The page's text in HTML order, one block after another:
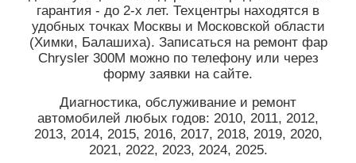
гарантия - до 2-х лет. Техцентры находятся в
удобных точках Москвы и Московской области
(Химки, Балашиха). Записаться на ремонт фар
Chrysler 300M можно по телефону или через
форму заявки на сайте.
Диагностика, обслуживание и ремонт
автомобилей любых годов: 2010, 2011, 2012,
2013, 2014, 2015, 2016, 2017, 2018, 2019, 2020,
2021, 2022, 2023, 2024, 2025.